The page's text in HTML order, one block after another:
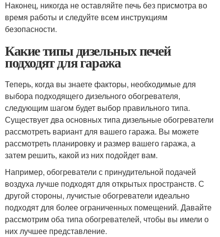
Наконец, никогда не оставляйте печь без присмотра во
время работы и следуйте всем инструкциям
безопасности.
Какие типы дизельных печей
подходят для гаража
Теперь, когда вы знаете факторы, необходимые для
выбора подходящего дизельного обогревателя,
следующим шагом будет выбор правильного типа.
Существует два основных типа дизельные обогреватели
рассмотреть вариант для вашего гаража. Вы можете
рассмотреть планировку и размер вашего гаража, а
затем решить, какой из них подойдет вам.
Например, обогреватели с принудительной подачей
воздуха лучше подходят для открытых пространств. С
другой стороны, лучистые обогреватели идеально
подходят для более ограниченных помещений. Давайте
рассмотрим оба типа обогревателей, чтобы вы имели о
них лучшее представление.